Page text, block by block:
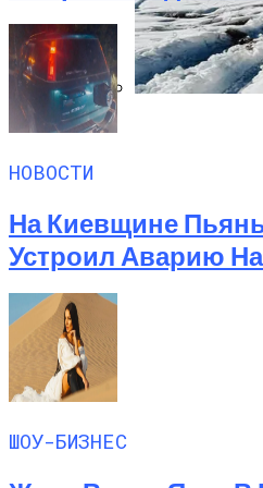
НОВОСТИ
На Киевщине
Устроил Аварию
ШОУ-БИЗНЕС